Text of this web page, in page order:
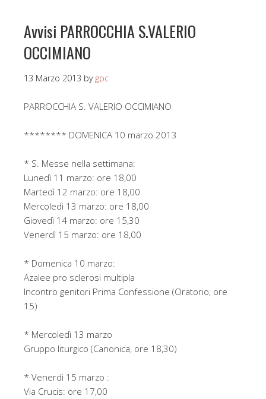
Avvisi PARROCCHIA S.VALERIO
OCCIMIANO
13 Marzo 2013 by gpc
PARROCCHIA S. VALERIO OCCIMIANO
******** DOMENICA 10 marzo 2013
* S. Messe nella settimana:
Lunedì 11 marzo: ore 18,00
Martedì 12 marzo: ore 18,00
Mercoledì 13 marzo: ore 18,00
Giovedì 14 marzo: ore 15,30
Venerdì 15 marzo: ore 18,00
* Domenica 10 marzo:
Azalee pro sclerosi multipla
Incontro genitori Prima Confessione (Oratorio, ore
15)
* Mercoledì 13 marzo
Gruppo liturgico (Canonica, ore 18,30)
* Venerdì 15 marzo :
Via Crucis: ore 17,00